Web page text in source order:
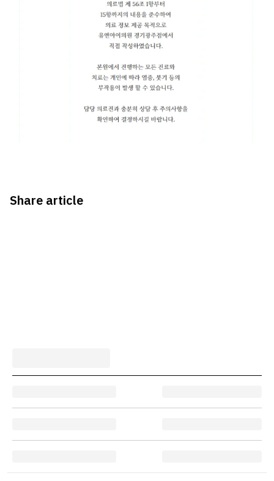
Share article